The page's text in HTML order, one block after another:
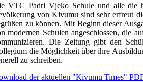
VTC Padri Vjeko Schule und alle die
von Kivumu sind sehr erfreut
zu können. Mit Beginn dieser
modernen Schulen angeschlossen, die
Die Zeitung gibt den
die Möglichkeit über ihre
zu schreiben.
der aktuellen "Kivumu Times"